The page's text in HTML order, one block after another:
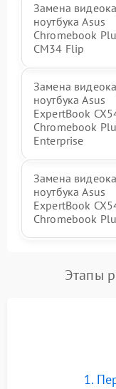
Замена
ноутбука Asus
Chromebook
CM34 Flip
Замена
ноутбука Asus
ExpertBook
Chromebook
Enterprise
Замена
ноутбука Asus
ExpertBook
Chromebook
Этапы
1.